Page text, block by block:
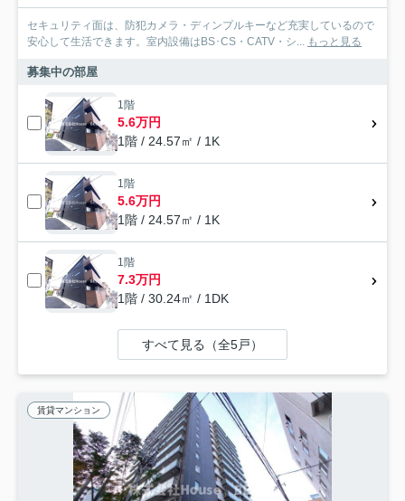
セキュリティ面は、防犯カメラ・ディンプルキーなど充実しているので
安心して生活できます。室内設備はBS･CS・CATV・シ... もっと見る
募集中の部屋
1階
5.6万円
1階 / 24.57㎡ / 1K
1階
5.6万円
1階 / 24.57㎡ / 1K
1階
7.3万円
1階 / 30.24㎡ / 1DK
すべて見る（全5戸）
賃貸マンション